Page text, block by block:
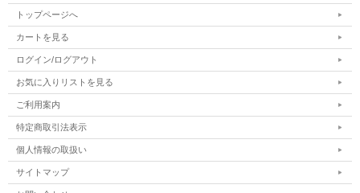
トップページへ
カートを見る
ログイン/ログアウト
お気に入りリストを見る
ご利用案内
特定商取引法表示
個人情報の取扱い
サイトマップ